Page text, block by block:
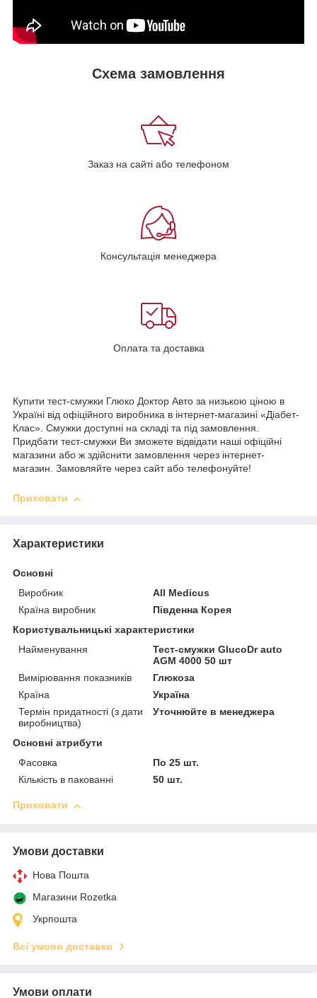
Схема замовлення
Заказ на сайті або телефоном
Консультація менеджера
Оплата та доставка
Купити тест-смужки Глюко Доктор Авто за низькою ціною в
Україні від офіційного виробника в інтернет-магазині «Діабет-
Клас». Смужки доступні на складі та під замовлення.
Придбати тест-смужки Ви зможете відвідати наші офіційні
магазини або ж здійснити замовлення через інтернет-
магазин. Замовляйте через сайт або телефонуйте!
Приховати
Характеристики
Основні
Виробник
All Medicus
Країна виробник
Південна Корея
Користувальницькі характеристики
Найменування
Тест-смужки GlucoDr auto
AGM 4000 50 шт
Вимірювання показників
Глюкоза
Країна
Україна
Термін придатності (з дати
виробництва)
Уточнюйте в менеджера
Основні атрибути
Фасовка
По 25 шт.
Кількість в пакованні
50 шт.
Приховати
Умови доставки
Нова Пошта
Магазини Rozetka
Укрпошта
Всі умови доставки
Умови оплати